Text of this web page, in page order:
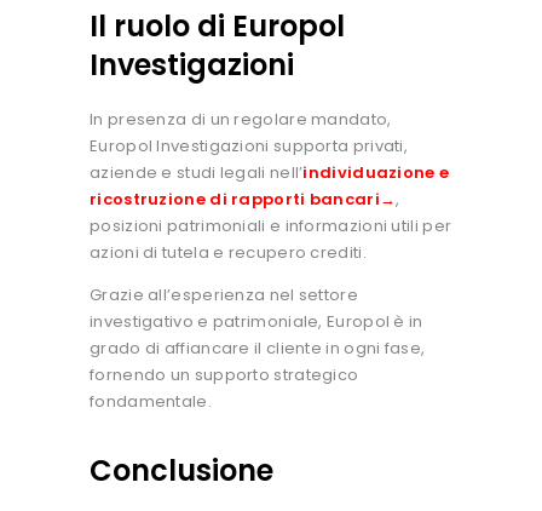
Il ruolo di Europol
Investigazioni
In presenza di un regolare mandato,
Europol Investigazioni supporta privati,
aziende e studi legali nell’individuazione e
ricostruzione di rapporti bancari→,
posizioni patrimoniali e informazioni utili per
azioni di tutela e recupero crediti.
Grazie all’esperienza nel settore
investigativo e patrimoniale, Europol è in
grado di affiancare il cliente in ogni fase,
fornendo un supporto strategico
fondamentale.
Conclusione